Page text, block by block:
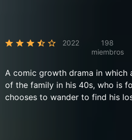
2022
198
miembros
A comic growth drama in which
of the family in his 40s, who is
chooses to wander to find his